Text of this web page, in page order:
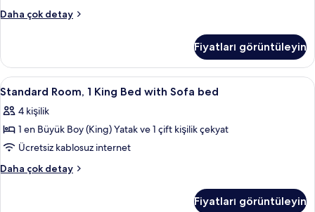
tüm
Daha çok detay
Standard
(Queen)
Boy
Yatak
daha
fazla
detay
Fiyatları görüntüleyin
Standard
Room,
1
King
Bed
with
Kaliteli yatak takımı, Select Comfort
5
Standard Room, 1 King Bed with Sofa bed
4 kişilik
1 en Büyük Boy (King) Yatak ve 1 çift kişilik çekyat
Ücretsiz kablosuz internet
Daha çok detay
Standard
Fiyatları görüntüleyin